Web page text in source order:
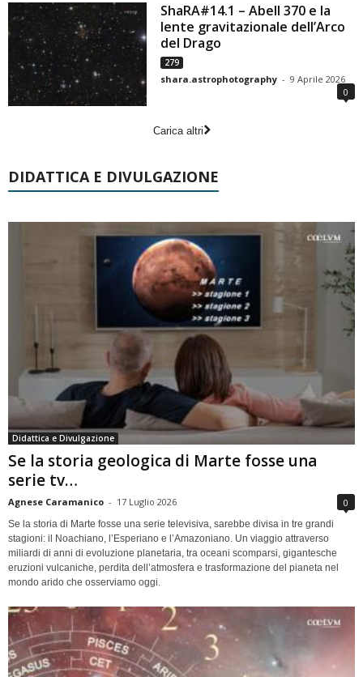
ShaRA#14.1 – Abell 370 e la
lente gravitazionale dell’Arco
del Drago
279
shara.astrophotography - 9 Aprile 2026
0
Carica altri
DIDATTICA E DIVULGAZIONE
Didattica e Divulgazione
Se la storia geologica di Marte fosse una
serie tv…
Agnese Caramanico - 17 Luglio 2026 0
Se la storia di Marte fosse una serie televisiva, sarebbe divisa in tre grandi
stagioni: il Noachiano, l’Esperiano e l’Amazoniano. Un viaggio attraverso
miliardi di anni di evoluzione planetaria, tra oceani scomparsi, gigantesche
eruzioni vulcaniche, perdita dell’atmosfera e trasformazione del pianeta nel
mondo arido che osserviamo oggi.